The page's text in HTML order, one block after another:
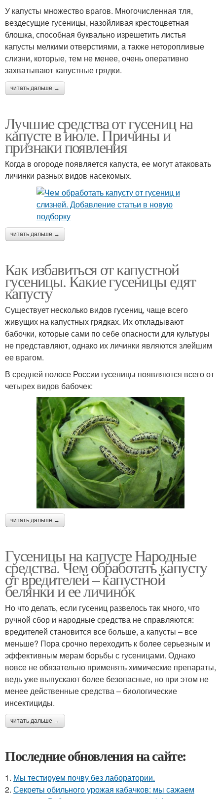
У капусты множество врагов. Многочисленная тля,
вездесущие гусеницы, назойливая крестоцветная
блошка, способная буквально изрешетить листья
капусты мелкими отверстиями, а также неторопливые
слизни, которые, тем не менее, очень оперативно
захватывают капустные грядки.
читать дальше →
Лучшие средства от гусениц на
капусте в июле. Причины и
признаки появления
Когда в огороде появляется капуста, ее могут атаковать
личинки разных видов насекомых.
читать дальше →
Как избавиться от капустной
гусеницы. Какие гусеницы едят
капусту
Существует несколько видов гусениц, чаще всего
живущих на капустных грядках. Их откладывают
бабочки, которые сами по себе опасности для культуры
не представляют, однако их личинки являются злейшим
ее врагом.
В средней полосе России гусеницы появляются всего от
четырех видов бабочек:
читать дальше →
Гусеницы на капусте Народные
средства. Чем обработать капусту
от вредителей – капустной
белянки и ее личинок
Но что делать, если гусениц развелось так много, что
ручной сбор и народные средства не справляются:
вредителей становится все больше, а капусты – все
меньше? Пора срочно переходить к более серьезным и
эффективным мерам борьбы с гусеницами. Однако
вовсе не обязательно применять химические препараты,
ведь уже выпускают более безопасные, но при этом не
менее действенные средства – биологические
инсектициды.
читать дальше →
Последние обновления на сайте:
1. Мы тестируем почву без лаборатории.
2. Секреты обильного урожая кабачков: мы сажаем